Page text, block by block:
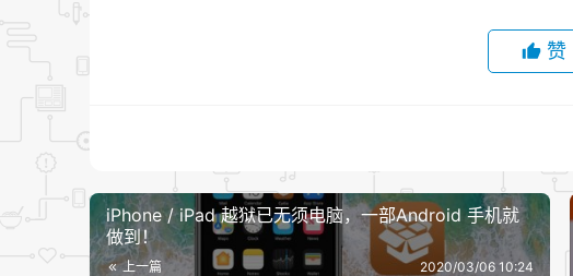
赞
iPhone / iPad 越狱已无须电脑，一部Android 手机就
做到！
上一篇 2020/03/06 10:24